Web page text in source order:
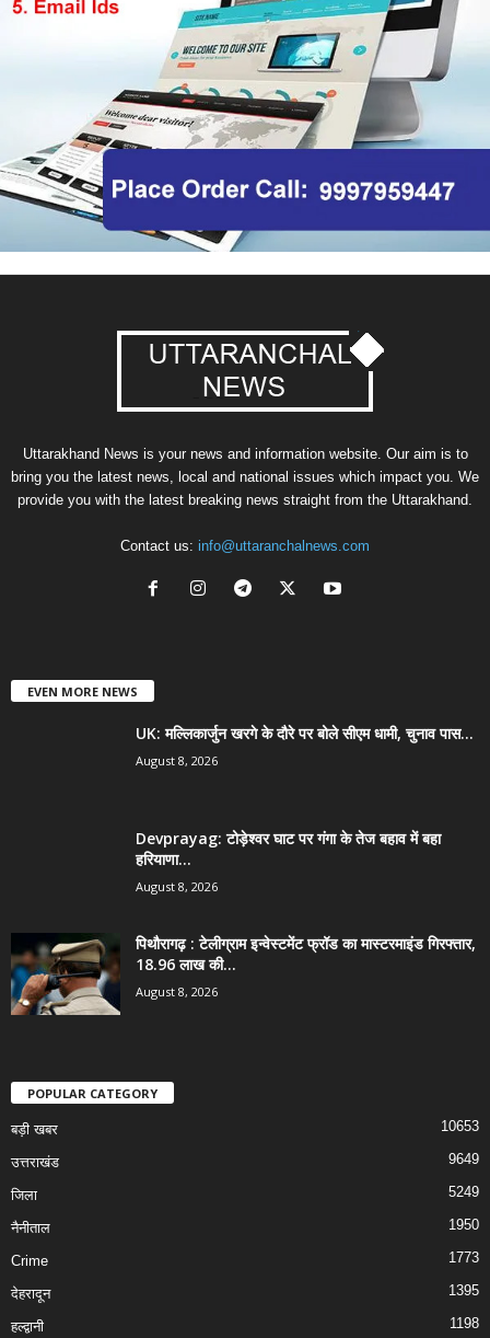
Uttarakhand News is your news and information website. Our aim is to
bring you the latest news, local and national issues which impact you. We
provide you with the latest breaking news straight from the Uttarakhand.
Contact us: info@uttaranchalnews.com
EVEN MORE NEWS
UK: मल्लिकार्जुन खरगे के दौरे पर बोले सीएम धामी, चुनाव पास...
August 8, 2026
Devprayag: टोड़ेश्वर घाट पर गंगा के तेज बहाव में बहा
हरियाणा...
August 8, 2026
पिथौरागढ़ : टेलीग्राम इन्वेस्टमेंट फ्रॉड का मास्टरमाइंड गिरफ्तार,
18.96 लाख की...
August 8, 2026
POPULAR CATEGORY
बड़ी खबर 10653
उत्तराखंड 9649
जिला 5249
नैनीताल 1950
Crime 1773
देहरादून 1395
हल्द्वानी 1198